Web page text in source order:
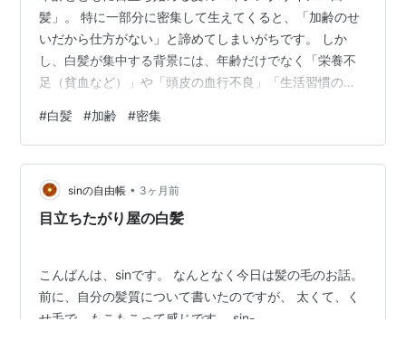
髪」。 特に一部分に密集して生えてくると、「加齢のせ
いだから仕方がない」と諦めてしまいがちです。 しか
し、白髪が集中する背景には、年齢だけでなく「栄養不
足（貧血など）」や「頭皮の血行不良」「生活習慣の乱
くありません。 本記事では、白髪が特定の場所に密集す
る具体的な原因から、加齢以外に考えられる体調面の影
響、今日から実践できる頭皮ケアや予防法を分かりやす
く解説します。 ***目次*** 白髪ができる4つの主な原因
白髪ができる原因は？ 【生え際別】白髪が密集する場所
#白髪 #加齢 #密集
sinの自由帳 • 3ヶ月前
目立ちたがり屋の白髪